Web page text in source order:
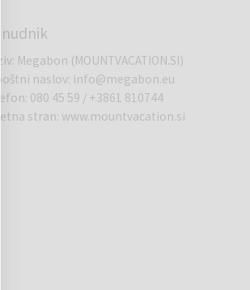
: Megabon (MOUNTVACATION.SI)
naslov: info@megabon.eu
: 080 45 59 / +3861 810744
stran: www.mountvacation.si